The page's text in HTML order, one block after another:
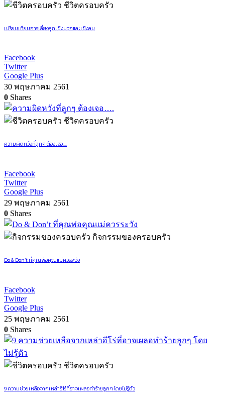
ชีวิตครอบครัว
เปรียบเทียบการเลี้ยงลูกเชิงบวกและเชิงลบ
Facebook
Twitter
Google Plus
30 พฤษภาคม 2561
0 Shares
ชีวิตครอบครัว
ความผิดหวังที่ลูกๆ ต้องเจอ….
Facebook
Twitter
Google Plus
29 พฤษภาคม 2561
0 Shares
กิจกรรมของครอบครัว
Do & Don’t ที่คุณพ่อคุณแม่ควรระวัง
Facebook
Twitter
Google Plus
25 พฤษภาคม 2561
0 Shares
ชีวิตครอบครัว
9 ความช่วยเหลือจากเหล่าฮีโร่ที่อาจเผลอทำร้ายลูกๆ โดยไม่รู้ตัว